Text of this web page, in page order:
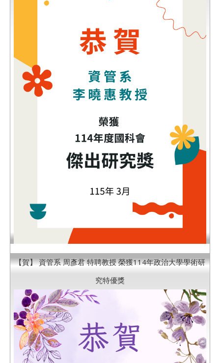
【賀】 資管系 周彥君 特聘教授 榮獲114年政治大學學術研
究特優獎